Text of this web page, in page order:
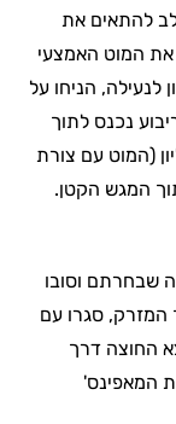
לב להתאים את
המוט האמצעי
לנעילה, הניחו על
נכנס לתוך
(המוט עם צורת
המגש הקטן.
שבחרתם וסובו
המזרק, סגרו עם
החוצה דרך
המאפינס'